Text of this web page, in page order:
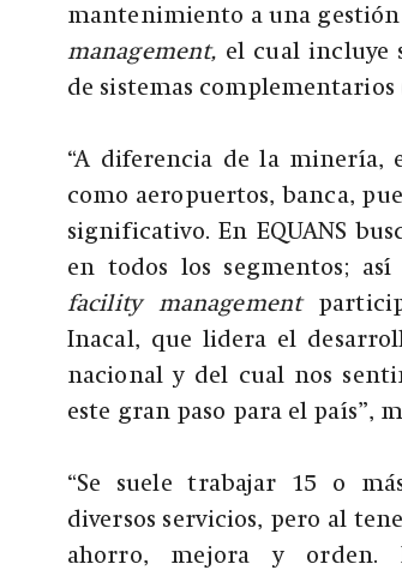
mantenimiento a una
management, el cual incluye
de sistemas complementarios
“A diferencia de la minería,
como aeropuertos, banca,
significativo. En EQUANS
en todos los segmentos;
facility management
Inacal, que lidera el
nacional y del cual nos
este gran paso para el país”,
“Se suele trabajar 15 o
diversos servicios, pero al
ahorro, mejora y